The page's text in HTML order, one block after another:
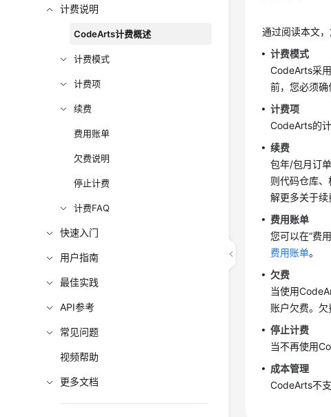
计费说明
CodeArts计费概述
计费模式
计费项
续费
费用账单
欠费说明
停止计费
计费FAQ
快速入门
用户指南
最佳实践
API参考
常见问题
视频帮助
更多文档
通过阅读本文
计费模式
CodeArts采
前，您必须确
计费项
CodeArts的
续费
包年/包月订
则代码仓库
解更多关于
费用账单
您可以在“费
费用账单。
欠费
当使用
账户欠费。
停止计费
当不再使用
成本管理
CodeArts不